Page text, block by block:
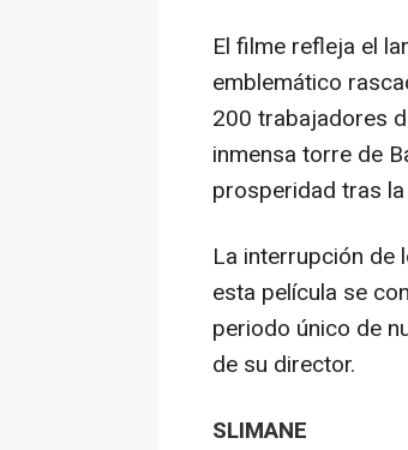
El filme refleja el
emblemático
200 trabajadores
inmensa torre de
prosperidad tras
La interrupción de
esta película se
periodo único de
de su director.
SLIMANE